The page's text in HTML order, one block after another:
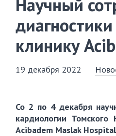
Научный
клинику
19 декабря 2022
Со 2 по 4 декабря
кардиологии
Acibadem Maslak